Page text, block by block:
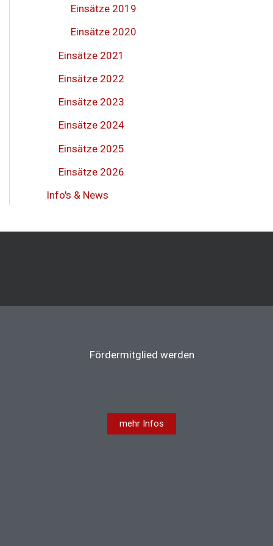
Einsätze 2019
Einsätze 2020
Einsätze 2021
Einsätze 2022
Einsätze 2023
Einsätze 2024
Einsätze 2025
Einsätze 2026
Info's & News
Fördermitglied werden
mehr Infos